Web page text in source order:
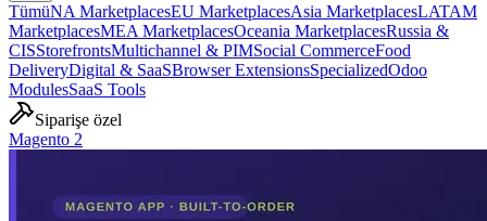
TümüNA MarketplacesEU MarketplacesAsia MarketplacesLATAM
MarketplacesMEA MarketplacesOceania MarketplacesRussia &
CISStorefrontsMultichannel & PIMSocial CommerceFood
DeliveryDigital & SaaSBrowser ExtensionsSpecializedOdoo
ModulesSaaS Tools
Siparişe özel
Magento 2